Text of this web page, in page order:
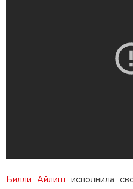
Билли Айлиш
исполнила